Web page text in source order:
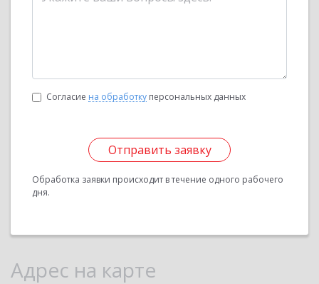
Согласие на обработку персональных данных
Отправить заявку
Обработка заявки происходит в течение одного рабочего
дня.
Адрес на карте